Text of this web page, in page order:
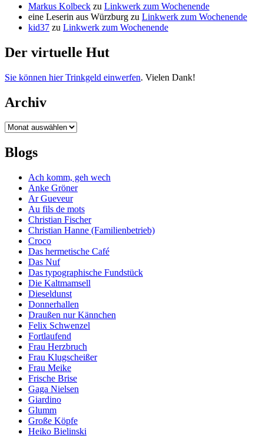
Markus Kolbeck zu Linkwerk zum Wochenende
eine Leserin aus Würzburg zu Linkwerk zum Wochenende
kid37 zu Linkwerk zum Wochenende
Der virtuelle Hut
Sie können hier Trinkgeld einwerfen. Vielen Dank!
Archiv
Archiv
Blogs
Ach komm, geh wech
Anke Gröner
Ar Gueveur
Au fils de mots
Christian Fischer
Christian Hanne (Familienbetrieb)
Croco
Das hermetische Café
Das Nuf
Das typographische Fundstück
Die Kaltmamsell
Dieseldunst
Donnerhallen
Draußen nur Kännchen
Felix Schwenzel
Fortlaufend
Frau Herzbruch
Frau Klugscheißer
Frau Meike
Frische Brise
Gaga Nielsen
Giardino
Glumm
Große Köpfe
Heiko Bielinski